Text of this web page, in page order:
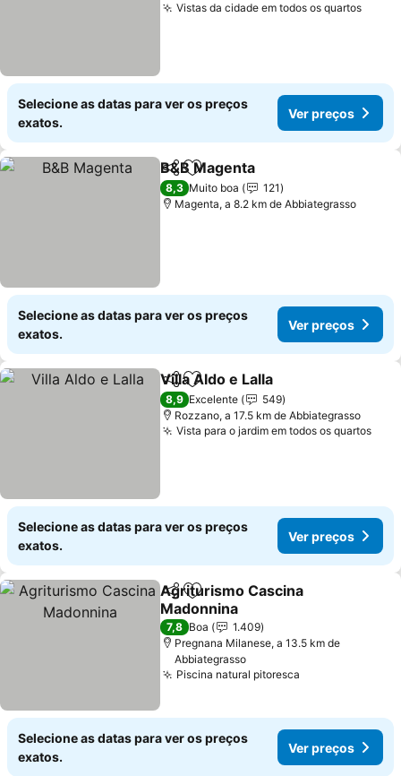
Vistas da cidade em todos os quartosVer
Selecione as datas para ver os preços
exatos.
Ver preços
PartilharAdicionar aos favoritos
B&B Magenta
8,3 Muito boa
121
Magenta, a 8.2 km de Abbiategrasso
Selecione as datas para ver os preços
exatos.
Ver preços
PartilharAdicionar aos favoritos
Villa Aldo e Lalla
8,9 Excelente
549
Rozzano, a 17.5 km de Abbiategrasso
Vista para o jardim em todos os quartosVer
Selecione as datas para ver os preços
exatos.
Ver preços
PartilharAdicionar aos favoritos
Agriturismo Cascina
Madonnina
Ver preços
7,8 Boa
1.409
Pregnana Milanese, a 13.5 km de
Abbiategrasso
Piscina natural pitoresca
Selecione as datas para ver os preços
exatos.
Ver preços